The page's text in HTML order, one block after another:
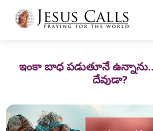
ఇంకా బాధ పడుతూనే
దేవుడా?